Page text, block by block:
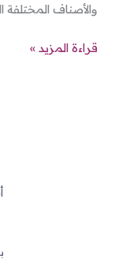
والأصناف
قراءة المزيد »